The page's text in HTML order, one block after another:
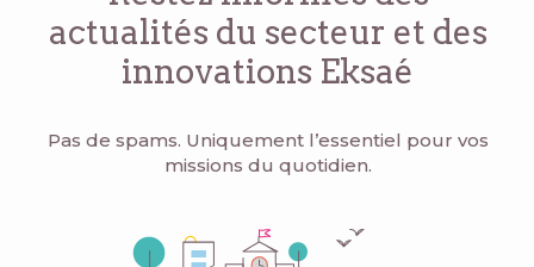
actualités du secteur et des
innovations Eksaé
Pas de spams. Uniquement l’essentiel pour vos
missions du quotidien.